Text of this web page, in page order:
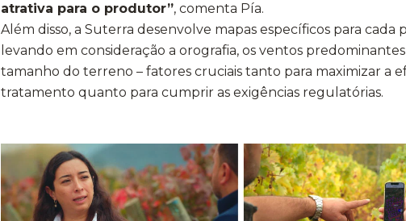
atrativa para o produtor”, comenta Pía.
Além disso, a Suterra desenvolve mapas específicos para cada
levando em consideração a orografia, os ventos
tamanho do terreno – fatores cruciais tanto para maximizar a
tratamento quanto para cumprir as exigências regulatórias.